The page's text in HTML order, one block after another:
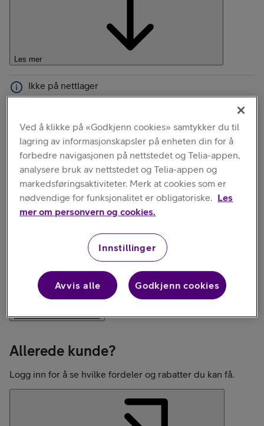
Les mer
Ikke på nettlager
Velg finansieringsmåte
Rabattavtale Kun telefon
Få rabatt på telefonen
mot at du binder
mobilabonnementet ditt i 12 måneder.
Les mer om Rabattavtale
Allerede kunde?
Logg inn for å se hvilke fordeler og rabatter du kan få.
Ved å klikke på «Godkjenn cookies» samtykker du til
lagring av informasjonskapsler på enheten din for å
forbedre navigasjonen på nettstedet og Telia-appen,
analysere bruk av nettstedet og Telia-appen og
markedsføringsaktiviteter. Merk at cookies som er
nødvendige for funksjonalitet er obligatoriske. Les
mer om personvern og cookies.
Innstillinger
Avvis alle Godkjenn cookies